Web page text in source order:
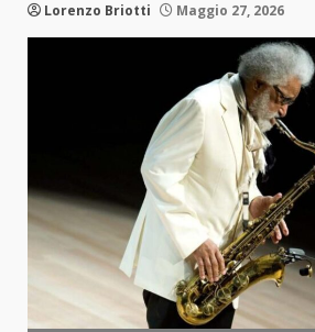
Lorenzo Briotti Maggio 27, 2026